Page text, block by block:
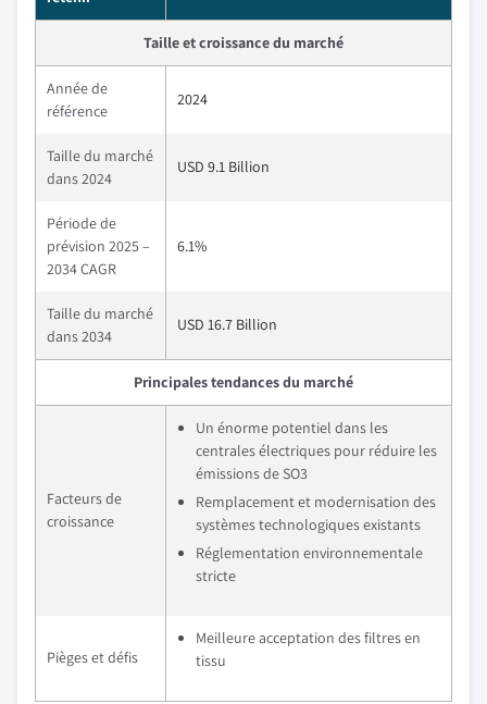
Taille et croissance du marché
Année de
référence
2024
Taille du marché
dans 2024
USD 9.1 Billion
Période de
prévision 2025 –
2034 CAGR
6.1%
Taille du marché
dans 2034
USD 16.7 Billion
Principales tendances du marché
Facteurs de
croissance
Un énorme potentiel dans les
centrales électriques pour réduire les
émissions de SO3
Remplacement et modernisation des
systèmes technologiques existants
Réglementation environnementale
stricte
Pièges et défis
Meilleure acceptation des filtres en
tissu